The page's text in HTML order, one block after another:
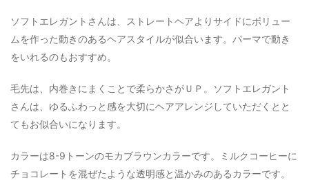
ソフトエレガントさんは、ストレートヘアよりサイドにボリュー
ムを作った動きのあるヘアスタイルが似合います。パーマで動き
をいれるのもおすすめ。
毛先は、内巻きにまくことで柔らかさがＵＰ。ソフトエレガント
さんは、ゆるふわっと感を大切にヘアアレンジしていただくとと
てもお似合いになります。
カラーは8-9トーンのモカブラウンカラーです。ミルクコーヒーに
チョコレートを混ぜたような透明感と温かみのあるカラーです。